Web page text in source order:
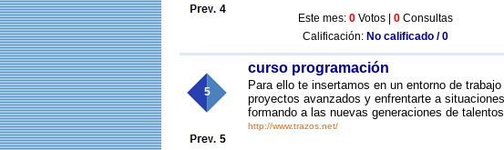
4
Este mes: 0 Votos | 0 Consultas
Calificación: No calificado / 0
5
5
curso programación
Para ello te insertamos en un entorno de
proyectos avanzados y enfrentarte a
formando a las nuevas generaciones de
http://www.trazos.net/